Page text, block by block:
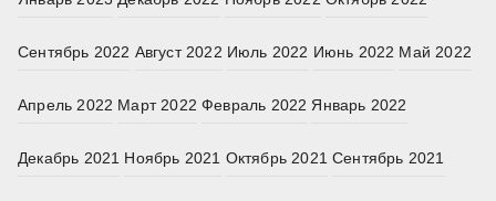
Сентябрь 2022 Август 2022 Июль 2022 Июнь 2022 Май 2022
Апрель 2022 Март 2022 Февраль 2022 Январь 2022
Декабрь 2021 Ноябрь 2021 Октябрь 2021 Сентябрь 2021